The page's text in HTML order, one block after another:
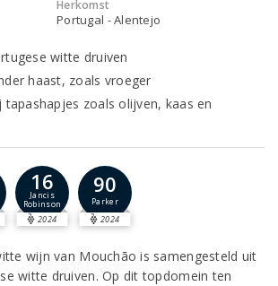
Herkomst
Portugal - Alentejo
witte druiven
haast, zoals vroeger
zoals olijven, kaas en
16
Jancis
Robinson
2024
90
Parker
2024
wijn van Mouchão is samengesteld uit
witte druiven. Op dit topdomein ten